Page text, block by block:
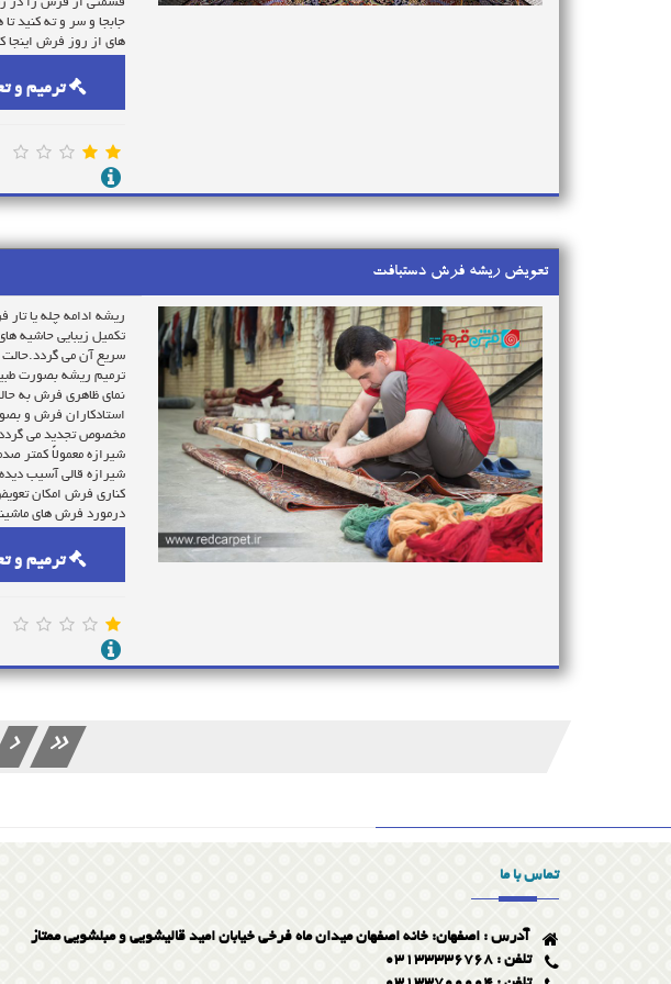
جابجا و سر و ته کنید
های از روز فرش
شرکت ها، ابتدا گرد
نخواهید داشت و گرد
برای خشک کردن فرش
و الیاف آن وارد می
روی پشت بام یا در
بخشی از فرش شما خیس
مرطوب را در مقابل
مرتب و تمیز داشته
می توانید آن را با
دستی که شستشوی
ترمیم و
تعویض ریشه فرش دستبافت
ریشه ادامه چله یا
تکمیل زیبایی حاشیه
سریع آن می
ترمیم ریشه بصورت
نمای ظاهری فرش به
استادکاران فرش و
مخصوص تجدید می گردد.
شیرازه معمولاً کمتر
شیرازه قالی آسیب
کناری فرش امکان
درمورد فرش های
ترمیم و
تماس با ما
آدرس : اصفهان: خانه اصفهان میدان ماه فرخی خیابان امید قالیشویی و مبلشویی ممتاز
تلفن : 03133336768